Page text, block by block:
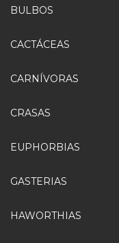
BULBOS
CACTÁCEAS
CARNÍVORAS
CRASAS
EUPHORBIAS
GASTERIAS
HAWORTHIAS